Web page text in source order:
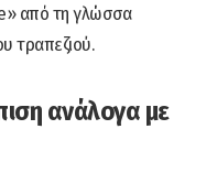
από τη γλώσσα
τραπεζιού.
ανάλογα με